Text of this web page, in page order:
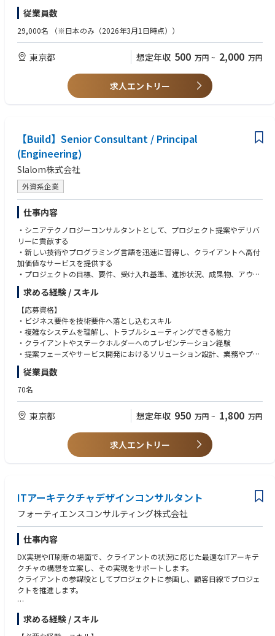
見を活かした様々な領域のクライアントに対するコンサルティングを行っ
ていただきます。コンサルティングといっても、所謂プロジェクトの実践
に加えて、大きく2つのミッションが期待されています。
・Accenture全体の「Spearhead」として、業界全体、またはクライアント
がTransformationを果たし、社会的価値・企業価値を向上するためのプラ
内にとどまらず、すべてのメンバーとCollaborationするリーダーとして
活躍いただきます。
ていただきます。
【歓迎（WANT）】※シニアコンサルタント・マネージャー以上
・コンサルティング経験、プロジェクトマネジメント経験
・テクノロジー/デジタルに関する知見・経験・熱意
械・ライフサイエンス・消費財他）
従業員数
29,000名 （※日本のみ（2026年3月1日時点））
東京都 想定年収 500 万円 ~ 2,000 万円
求人エントリー
【Build】Senior Consultant / Principal
(Engineering)
Slalom株式会社
外資系企業
仕事内容
・シニアテクノロジーコンサルタントとして、プロジェクト提案やデリバ
リーに貢献する
・新しい技術やプログラミング言語を迅速に習得し、クライアントへ高付
加価値なサービスを提供する
・プロジェクトの目標、要件、受け入れ基準、進捗状況、成果物、アウト
カムなどについて、クライアントとコミュニケーションを取る
・仮説構築、分析フレームワーク、ケーススタディ、リサーチなどのコン
サルティング手法を技術業務に活用する
・クライアントのニーズや期待に合わせて、最適なシステムを設計・実装
する
・リファレンスアーキテクチャや実績あるフレームワークを活用し、堅牢
で信頼性・拡張性の高いシステムを設計する
レーニングを提供する
・曖昧で複雑な状況にも柔軟に対応し、ステークホルダーと協力しながら
課題の明確化と解決を図る
・プロジェクトの作業範囲定義、作業分解、依存関係管理、リスク軽減な
どのプロジェクト計画を策定する
し、ネットワークの拡大、
知見の共有、個人ブランドおよび会社の市場プレゼンス向上に貢献する
値を創出する、次世代型のプロフェッショナルサービス企業です。
私たちは「Fiercely Human（人に徹底的に向き合う）」というアプローチ
を大切にし、顧客、そしてその先にいる顧客の顧客まで深く理解すること
で、実践的かつエンドツーエンドのソリューションを提供し、真に意味の
あるインパクトを生み出します。
000名のメンバーを擁するSlalomは、人と組織がより大きなビジョンを描
き、より速く前進し、より良い未来を築くことを支援しています。
また、働きがいのある企業としても高く評価されており、**Fortune誌
「働きがいのある会社ベスト100」**に9年連続で選出されています。
求める経験 / スキル
【応募資格】
・ビジネス要件を技術要件へ落とし込むスキル
・複雑なシステムを理解し、トラブルシューティングできる能力
・クライアントやステークホルダーへのプレゼンテーション経験
・提案フェーズやサービス開発におけるソリューション設計、業務やプロ
ジェクト計画の立案能力
・学習意欲が高く主体的に業務に取り組める方。課題を発見し、改善案の
提案や実施ができ、自己管理ができる方
験が3年以上
・ソフトウェアインフラまたはプラットフォーム構築の実績が5年以上
・AWS、Azure、Google Cloudのいずれかの主要クラウドプロバイダーで
・以下いずれかのモダンアプリケーション開発技術に関する実務経験
フロントエンド・フルスタック:
. ┗NETスタック（ASP.NET、.NET Core、C#）、Angular、React、V
ueなどの各種フレームワーク
・サーバーレスコンピューティングやイベント駆動型アーキテクチャの経
験
・ドメイン駆動設計（DDD）、Model-View-Controller（MVC）またはその
他ソフトウェア設計パターンの専門知識
・データモデルの設計経験、RDBMSやNoSQLシステムの利用経験
・マイクロサービスアーキテクチャの導入・運用経験
・ビジネスレベルの日本語力および会話レベルの英語力
【歓迎スキル】
従業員数
70名
東京都 想定年収 950 万円 ~ 1,800 万円
求人エントリー
ITアーキテクチャデザインコンサルタント
フォーティエンスコンサルティング株式会社
仕事内容
DX実現やIT刷新の場面で、クライアントの状況に応じた最適なITアーキテ
クチャの構想を立案し、その実現をサポートします。
クライアントの参謀役としてプロジェクトに参画し、顧客目線でプロジェ
クトを推進します。
【主なテーマ】
●AI/生成AI活用・データ活用・マイクロサービス・クラウドリフト/シフ
求める経験 / スキル